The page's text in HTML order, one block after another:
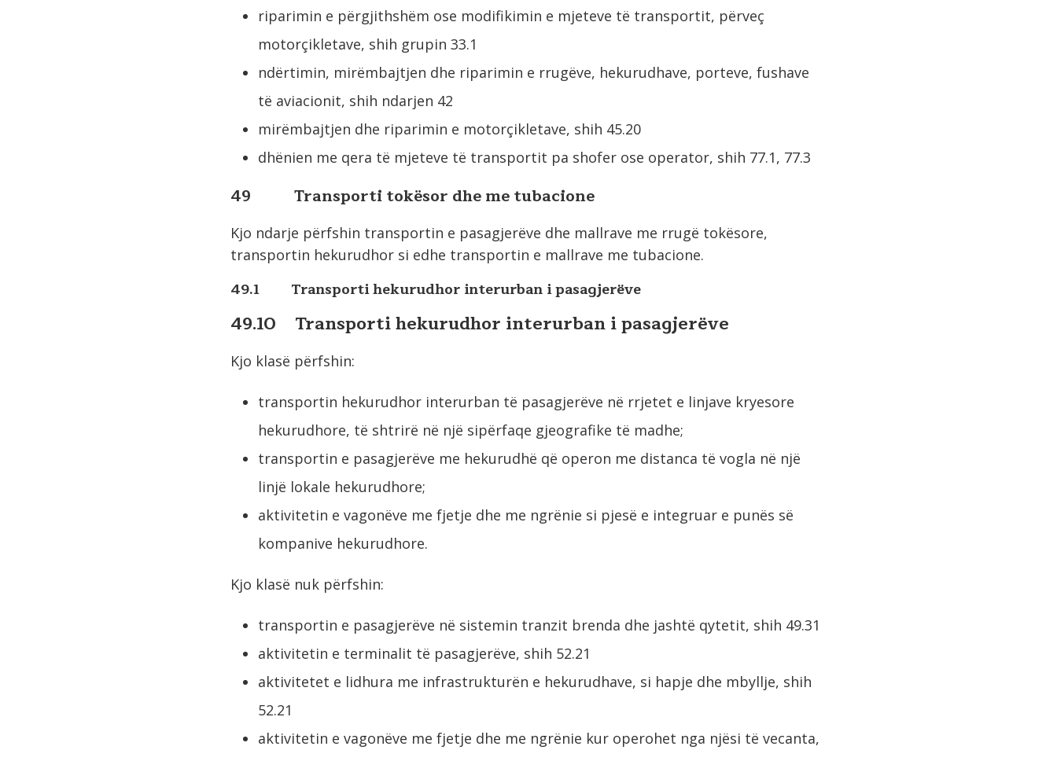
riparimin e përgjithshëm ose modifikimin e mjeteve të transportit, përveç
motorçikletave, shih grupin 33.1
ndërtimin, mirëmbajtjen dhe riparimin e rrugëve, hekurudhave, porteve, fushave
të aviacionit, shih ndarjen 42
mirëmbajtjen dhe riparimin e motorçikletave, shih 45.20
dhënien me qera të mjeteve të transportit pa shofer ose operator, shih 77.1, 77.3
49 Transporti tokësor dhe me tubacione
Kjo ndarje përfshin transportin e pasagjerëve dhe mallrave me rrugë tokësore,
transportin hekurudhor si edhe transportin e mallrave me tubacione.
49.1 Transporti hekurudhor interurban i pasagjerëve
49.10 Transporti hekurudhor interurban i pasagjerëve
Kjo klasë përfshin:
transportin hekurudhor interurban të pasagjerëve në rrjetet e linjave kryesore
hekurudhore, të shtrirë në një sipërfaqe gjeografike të madhe;
transportin e pasagjerëve me hekurudhë që operon me distanca të vogla në një
linjë lokale hekurudhore;
aktivitetin e vagonëve me fjetje dhe me ngrënie si pjesë e integruar e punës së
kompanive hekurudhore.
Kjo klasë nuk përfshin:
transportin e pasagjerëve në sistemin tranzit brenda dhe jashtë qytetit, shih 49.31
aktivitetin e terminalit të pasagjerëve, shih 52.21
aktivitetet e lidhura me infrastrukturën e hekurudhave, si hapje dhe mbyllje, shih
52.21
aktivitetin e vagonëve me fjetje dhe me ngrënie kur operohet nga njësi të vecanta,